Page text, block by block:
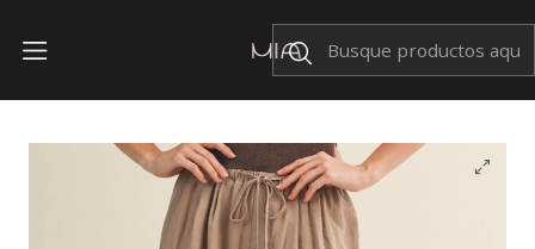
Envíos Nacionales $199
Pantalón Mikka